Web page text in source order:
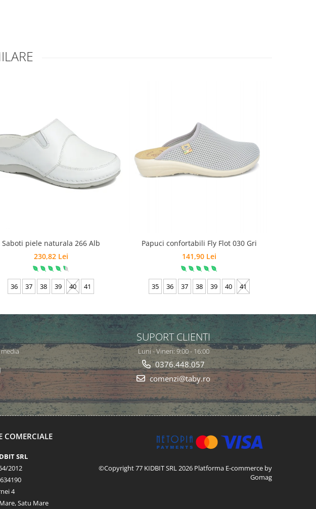
Saboti piele naturala 266 Alb
230,82 Lei
36 37 38 39 40 41
Papuci confortabili Fly Flot 030 Gri
141,90 Lei
35 36 37 38 39 40 41
SUPORT CLIENTI
Luni - Vineri: 9:00 - 16:00
0376.448.057
comenzi@taby.ro
COMERCIALE
SRL
2012
4
Satu Mare
©Copyright 77 KIDBIT SRL 2026 Platforma E-commerce by
Gomag